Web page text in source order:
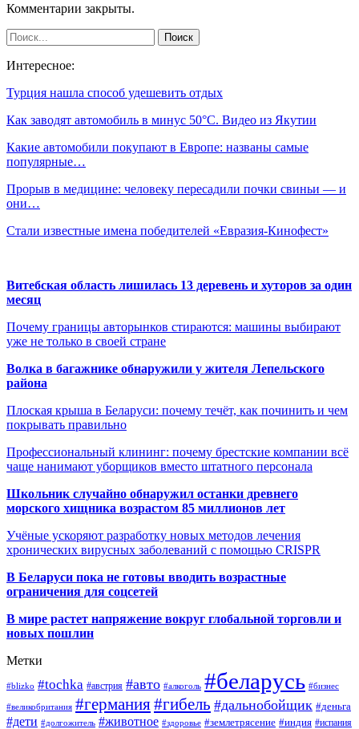
Комментарии закрыты.
Интересное:
Турция нашла способ удешевить отдых
Как заводят автомобиль в минус 50°C. Видео из Якутии
Какие автомобили покупают в Европе: названы самые
популярные…
Прорыв в медицине: человеку пересадили почки свиньи — и
они…
Стали известные имена победителей «Евразия-Кинофест»
Витебская область лишилась 13 деревень и хуторов за один
месяц
Почему границы авторынков стираются: машины выбирают
уже не только в своей стране
Волка в багажнике обнаружили у жителя Лепельского
района
Плоская крыша в Беларуси: почему течёт, как починить и чем
покрывать правильно
Профессиональный клининг: почему брестские компании всё
чаще нанимают уборщиков вместо штатного персонала
Школьник случайно обнаружил останки древнего
морского хищника возрастом 85 миллионов лет
Учёные ускоряют разработку новых методов лечения
хронических вирусных заболеваний с помощью CRISPR
В Беларуси пока не готовы вводить возрастные
ограничения для соцсетей
В мире растет напряжение вокруг глобальной торговли и
новых пошлин
Метки
#blizko #tochka #австрия #авто #алкоголь #беларусь #бизнес
#великобритания #германия#гибель #дальнобойщик #деньга
#дети #долгожитель #животное #здоровье #землетрясение #индия #испания